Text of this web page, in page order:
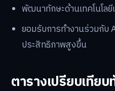
พัฒนาทักษะด้านเทคโนโล
ยอมรับการทำงานร่วมกับ
ประสิทธิภาพสูงขึ้น
ตารางเปรียบเทีย